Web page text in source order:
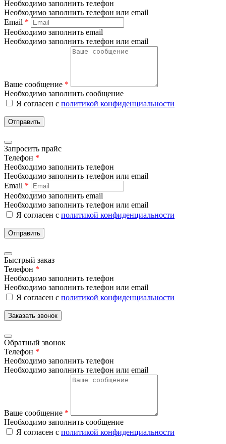
Необходимо заполнить телефон
Необходимо заполнить телефон или email
Email *
Необходимо заполнить email
Необходимо заполнить телефон или email
Ваше сообщение *
Необходимо заполнить сообщение
Я согласен с политикой конфиденциальности
Отправить
Запросить прайс
Телефон *
Необходимо заполнить телефон
Необходимо заполнить телефон или email
Email *
Необходимо заполнить email
Необходимо заполнить телефон или email
Я согласен с политикой конфиденциальности
Отправить
Быстрый заказ
Телефон *
Необходимо заполнить телефон
Необходимо заполнить телефон или email
Я согласен с политикой конфиденциальности
Заказать звонок
Обратный звонок
Телефон *
Необходимо заполнить телефон
Необходимо заполнить телефон или email
Ваше сообщение *
Необходимо заполнить сообщение
Я согласен с политикой конфиденциальности